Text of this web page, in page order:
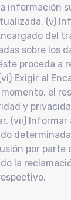
información
(v)
del
sobre los
proceda a
Exigir al
el
y
(vii) Informar
por parte
la